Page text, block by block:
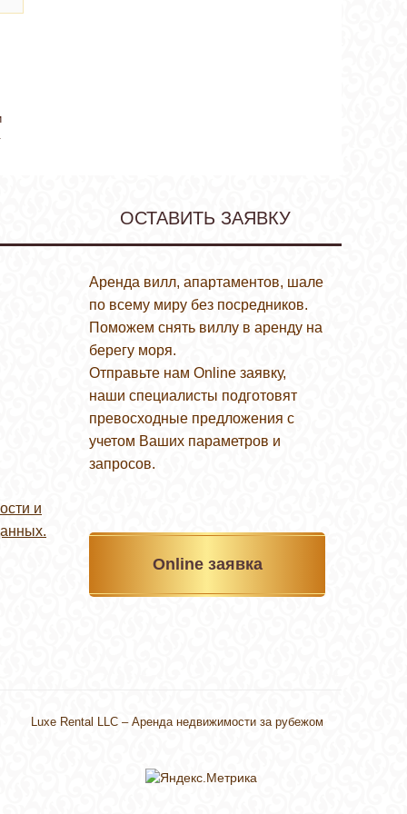
и
ОСТАВИТЬ ЗАЯВКУ
Аренда вилл, апартаментов, шале
по всему миру без посредников.
Поможем снять виллу в аренду на
берегу моря.
Отправьте нам Online заявку,
наши специалисты подготовят
превосходные предложения с
учетом Ваших параметров и
запросов.
Online заявка
Luxe Rental LLC – Аренда недвижимости за рубежом